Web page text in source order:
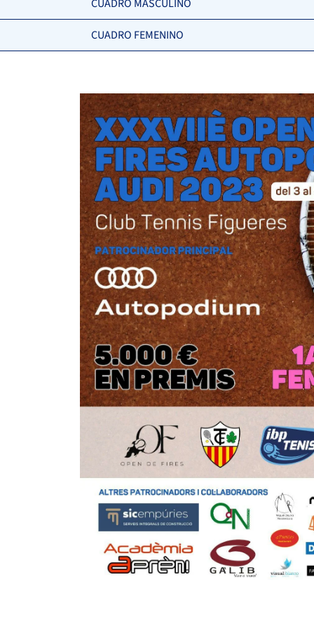
CUADRO MASCULINO
ALCALÁ GURRI, M.
ROS MESAS, M. 66
SOLANO FONS, M. 21
REGAS LLUIS, N.
-
BUENO GIL, A. 36
DE RUEDA DE
GENOVER, I. 67
WATZKA PARADA, R. 21
ESTEVE LOBATO, E. 66
-
CUADRO FEMENINO
LEON OJEDA, I.
-
BOTA JIMÉNEZ, M. 40
ARANDA ARCAS, L. 66
GUPTA, A.
-
IANKOVSKAIA, A. 66
ALCAIDE BAKARI, M. 66
PEET, F. 3